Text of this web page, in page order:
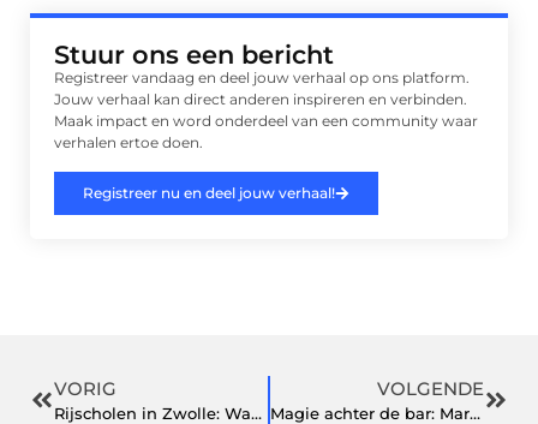
Stuur ons een bericht
Registreer vandaag en deel jouw verhaal op ons platform.
Jouw verhaal kan direct anderen inspireren en verbinden.
Maak impact en word onderdeel van een community waar
verhalen ertoe doen.
Registreer nu en deel jouw verhaal!
VORIG
Rijscholen in Zwolle: Waar moet je op letten?
VOLGENDE
Magie achter de bar: Marc Woods wint Nederlands Kampioenschap 2024